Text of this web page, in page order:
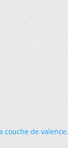
couche de valence.